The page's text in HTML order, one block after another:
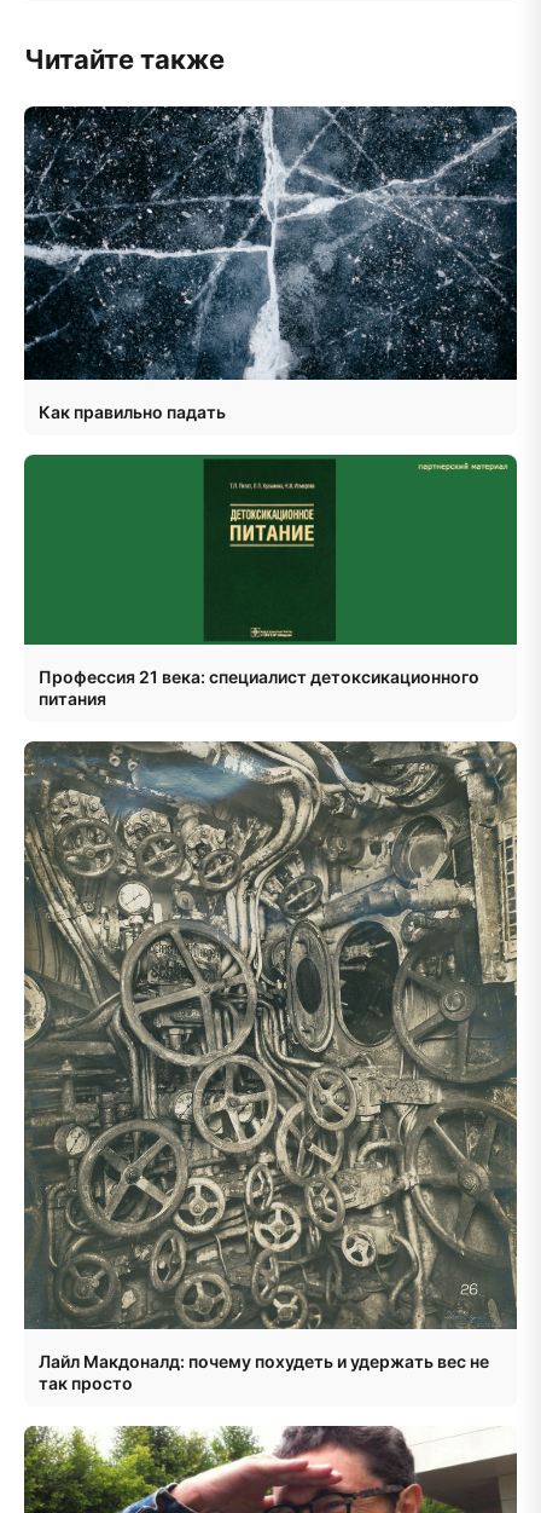
Читайте также
Как правильно падать
Профессия 21 века: специалист детоксикационного
питания
Лайл Макдоналд: почему похудеть и удержать вес не
так просто